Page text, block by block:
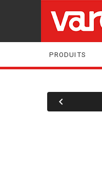
PRODUITS